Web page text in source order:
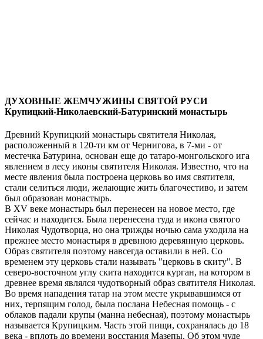
ДУХОВНЫЕ ЖЕМЧУЖИНЫ СВЯТОЙ РУСИ
Крупицкий-Николаевский-Батуринский монастырь
Древний Крупицкий монастырь святителя Николая,
расположенный в 120-ти км от Чернигова, в 7-ми - от
местечка Батурина, основан еще до татаро-монгольского ига
явлением в лесу иконы святителя Николая. Известно, что на
месте явления была построена церковь во имя святителя,
стали селиться люди, желающие жить благочестиво, и затем
был образован монастырь.
В XV веке монастырь был перенесен на новое место, где
сейчас и находится. Была перенесена туда и икона святого
Николая Чудотворца, но она трижды ночью сама уходила на
прежнее место монастыря в древнюю деревянную церковь.
Образ святителя поэтому навсегда оставили в ней. Со
временем эту церковь стали называть "церковь в скиту". В
северо-восточном углу скита находится курган, на котором в
древнее время являлся чудотворный образ святителя Николая.
Во время нападения татар на этом месте укрывавшимся от
них, терпящим голод, была послана Небесная помощь - с
облаков падали крупы (манна небесная), поэтому монастырь
называется Крупицким. Часть этой пищи, сохранялась до 18
века - вплоть до времени восстания Мазепы. Об этом чуде